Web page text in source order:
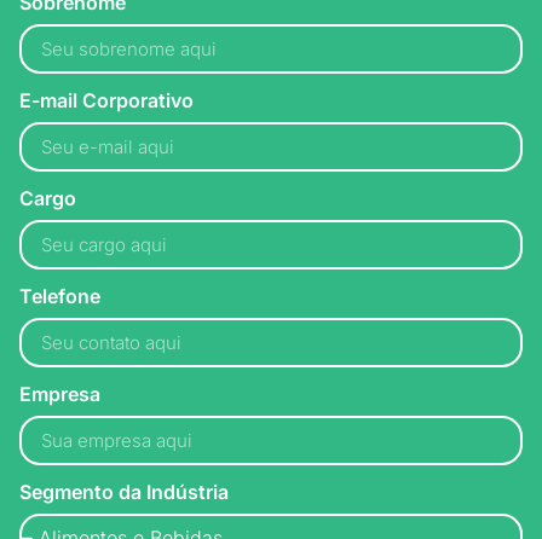
E-mail Corporativo
Cargo
Telefone
Empresa
Segmento da Indústria